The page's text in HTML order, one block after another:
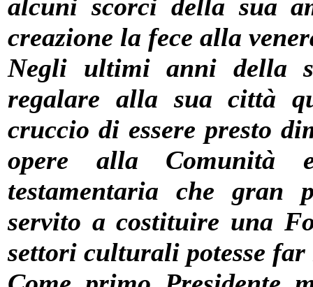
alcuni scorci della sua
creazione la fece alla
Negli ultimi anni della
regalare alla sua città
cruccio di essere presto
opere alla Comunità
testamentaria che gran
servito a costituire una
settori culturali potesse